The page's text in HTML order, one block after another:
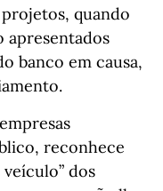
quando
apresentados
banco em causa,
reconhece
dos